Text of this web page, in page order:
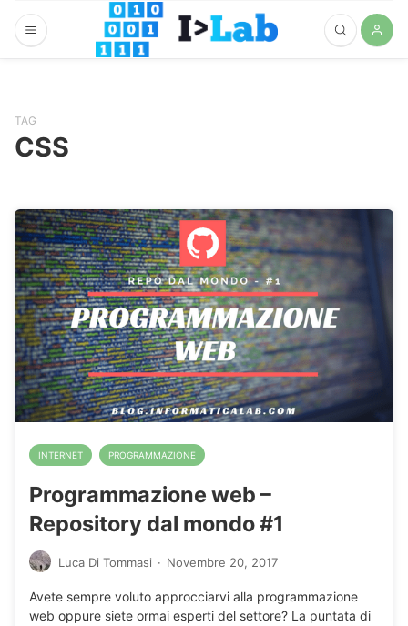
TAG
CSS
INTERNET PROGRAMMAZIONE
Programmazione web –
Repository dal mondo #1
Luca Di Tommasi · Novembre 20, 2017
Avete sempre voluto approcciarvi alla programmazione
web oppure siete ormai esperti del settore? La puntata di